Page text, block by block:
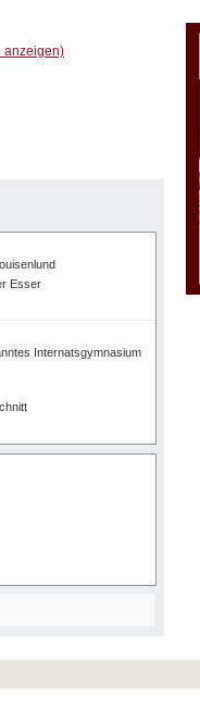
anzeigen)
Esser
Internatsgymnasium